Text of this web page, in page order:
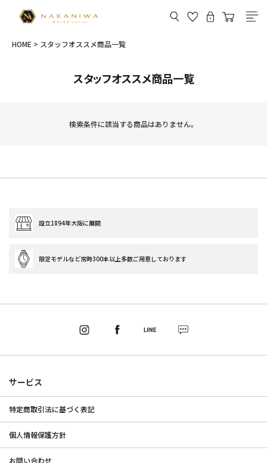
HOME スタッフオススメ商品一覧
スタッフオススメ商品一覧
検索条件に該当する商品はありません。
設立1894年大阪に展開
限定モデルなど常時300本以上多数ご用意しております
サービス
特定商取引法に基づく表記
個人情報保護方針
お問い合わせ